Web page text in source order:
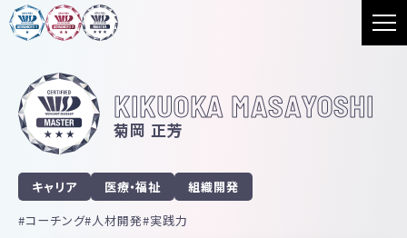
KIKUOKA MASAYOSHI
菊岡 正芳
キャリア 医療・福祉
組織開発
コーチング 人材開発 実践力